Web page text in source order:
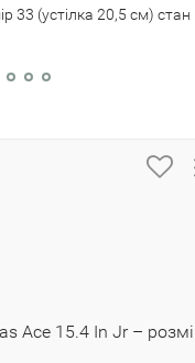
33 (устілка 20,5 см) стан
Ace 15.4 In Jr –